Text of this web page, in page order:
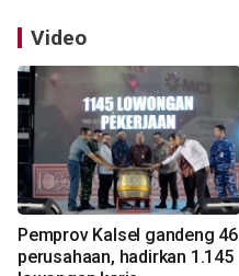
Video
Pemprov Kalsel gandeng 46
perusahaan, hadirkan 1.145